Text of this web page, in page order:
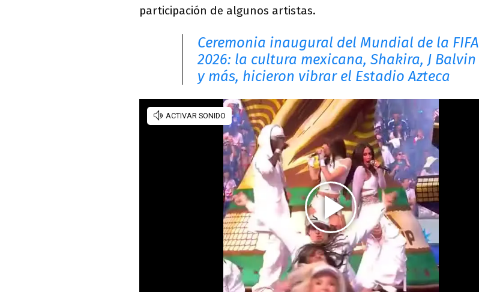
participación de algunos artistas.
Ceremonia inaugural del Mundial de la FIFA
2026: la cultura mexicana, Shakira, J Balvin
y más, hicieron vibrar el Estadio Azteca